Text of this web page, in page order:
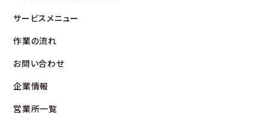
サービスメニュー
作業の流れ
お問い合わせ
企業情報
営業所⼀覧